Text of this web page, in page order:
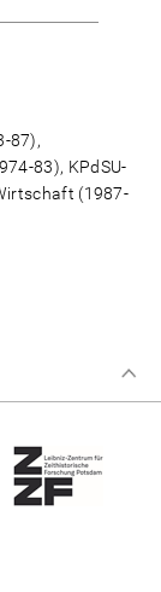
87),
83), KPdSU-
(1987-